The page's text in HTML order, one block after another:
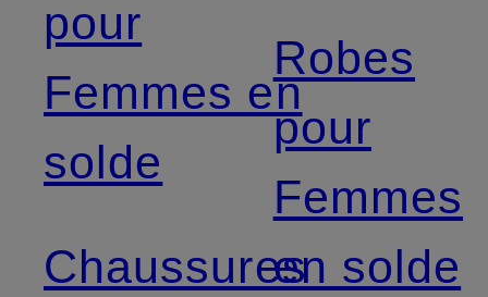
pour
Femmes en
solde
Chaussures
Robes
pour
Femmes
en solde